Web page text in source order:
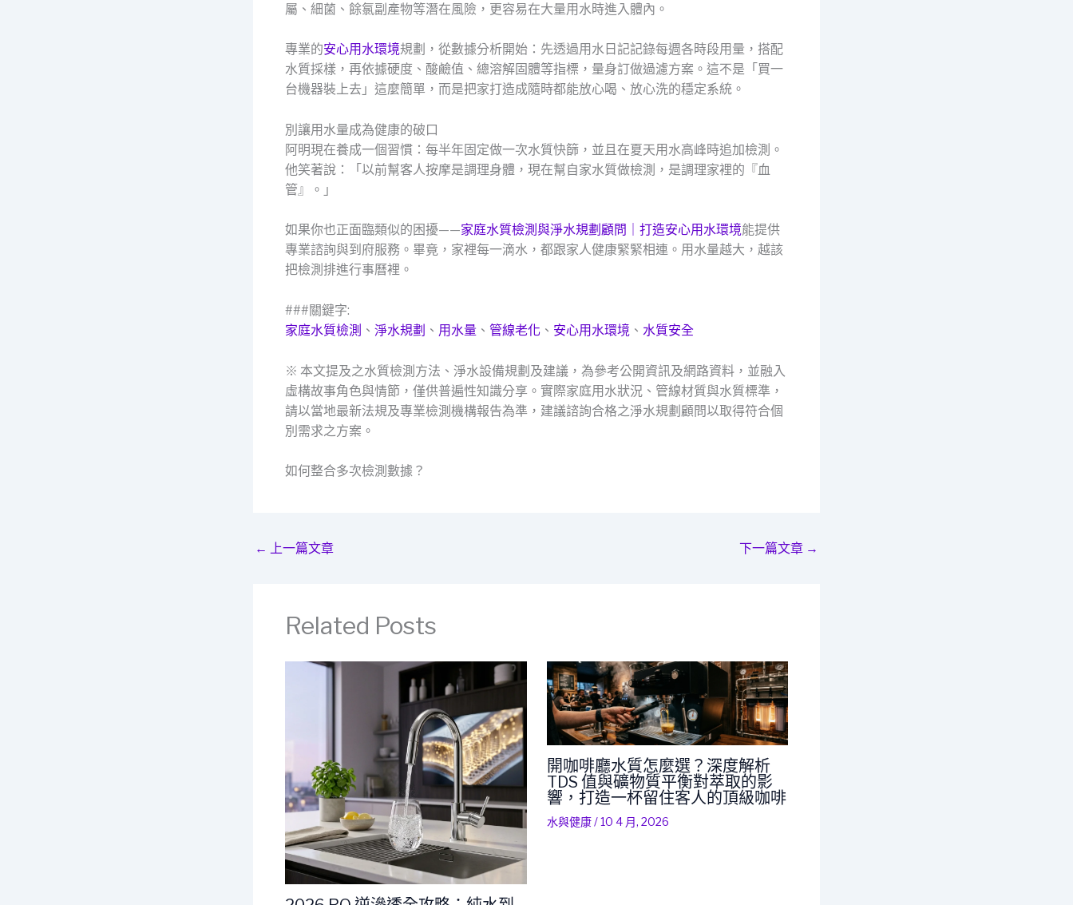
屬、細菌、餘氯副產物等潛在風險，更容易在大量用水時進入體內。
專業的安心用水環境規劃，從數據分析開始：先透過用水日記記錄每週各時段用量，搭配
水質採樣，再依據硬度、酸鹼值、總溶解固體等指標，量身訂做過濾方案。這不是「買一
台機器裝上去」這麼簡單，而是把家打造成隨時都能放心喝、放心洗的穩定系統。
別讓用水量成為健康的破口
阿明現在養成一個習慣：每半年固定做一次水質快篩，並且在夏天用水高峰時追加檢測。
他笑著說：「以前幫客人按摩是調理身體，現在幫自家水質做檢測，是調理家裡的『血
管』。」
如果你也正面臨類似的困擾——家庭水質檢測與淨水規劃顧問｜打造安心用水環境能提供
專業諮詢與到府服務。畢竟，家裡每一滴水，都跟家人健康緊緊相連。用水量越大，越該
把檢測排進行事曆裡。
###關鍵字:
家庭水質檢測 、 淨水規劃 、 用水量 、 管線老化 、 安心用水環境 、 水質安全
※ 本文提及之水質檢測方法、淨水設備規劃及建議，為參考公開資訊及網路資料，並融入
虛構故事角色與情節，僅供普遍性知識分享。實際家庭用水狀況、管線材質與水質標準，
請以當地最新法規及專業檢測機構報告為準，建議諮詢合格之淨水規劃顧問以取得符合個
別需求之方案。
如何整合多次檢測數據？
← 上一篇文章 下一篇文章 →
Related Posts
開咖啡廳水質怎麼選？深度解析
TDS 值與礦物質平衡對萃取的影
響，打造一杯留住客人的頂級咖啡
水與健康/10 4 月, 2026